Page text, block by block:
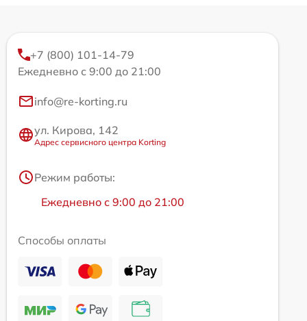
+7 (800) 101-14-79
Ежедневно с 9:00 до 21:00
info@re-korting.ru
ул. Кирова, 142
Адрес сервисного центра Korting
Режим работы:
Ежедневно с 9:00 до 21:00
Способы оплаты